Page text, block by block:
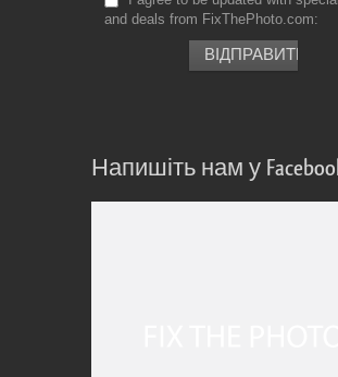
and deals from FixThePhoto.com
Напишіть нам у